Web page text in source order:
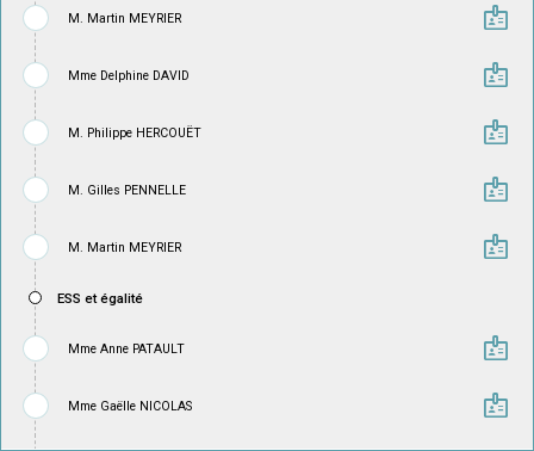
M. Martin MEYRIER badge
Mme Delphine DAVID badge
M. Philippe HERCOUËT badge
M. Gilles PENNELLE badge
M. Martin MEYRIER badge
ESS et égalité
Mme Anne PATAULT badge
Mme Gaëlle NICOLAS
badge